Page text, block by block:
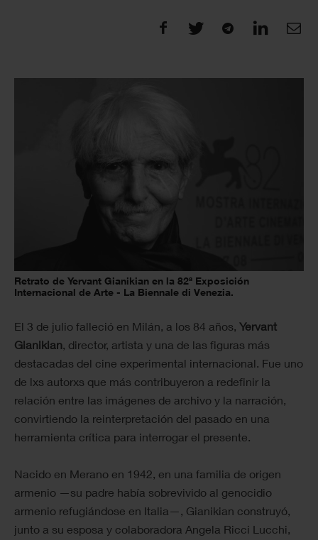
Retrato de Yervant Gianikian en la 82ª Exposición
Internacional de Arte - La Biennale di Venezia.
El 3 de julio falleció en Milán, a los 84 años, Yervant
Gianikian, director, artista y una de las figuras más
destacadas del cine experimental internacional. Fue uno
de lxs autorxs que más contribuyeron a redefinir la
relación entre las imágenes de archivo y la narración,
convirtiendo la reinterpretación del pasado en una
herramienta crítica para interrogar el presente.
Nacido en Merano en 1942, en una familia de origen
armenio —su padre había sobrevivido al genocidio
armenio refugiándose en Italia—, Gianikian construyó,
junto a su esposa y colaboradora Angela Ricci Lucchi,